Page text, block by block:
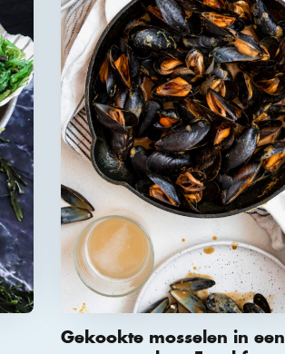
Gekookte mosselen in een